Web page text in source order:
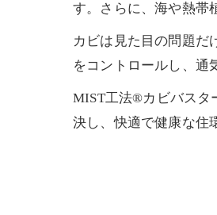
す。さらに、海や熱帯
カビは見た目の問題だ
をコントロールし、通
MIST工法®カビバスタ
決し、快適で健康な住